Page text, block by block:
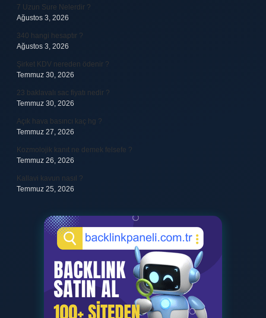
7 Uzun Sure Nelerdir ?
Ağustos 3, 2026
340 hangi hesaptır ?
Ağustos 3, 2026
Şirket KDV nereden ödenir ?
Temmuz 30, 2026
23 baklavalı sac fiyatı nedir ?
Temmuz 30, 2026
Açık hava basıncı kaç hg ?
Temmuz 27, 2026
Kozmolojik kanıt ne demek felsefe ?
Temmuz 26, 2026
Kallavi kavun nasıl ?
Temmuz 25, 2026